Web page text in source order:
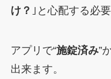
け？ ｣と心配する必
アプリで“施錠済み”
出来ます。